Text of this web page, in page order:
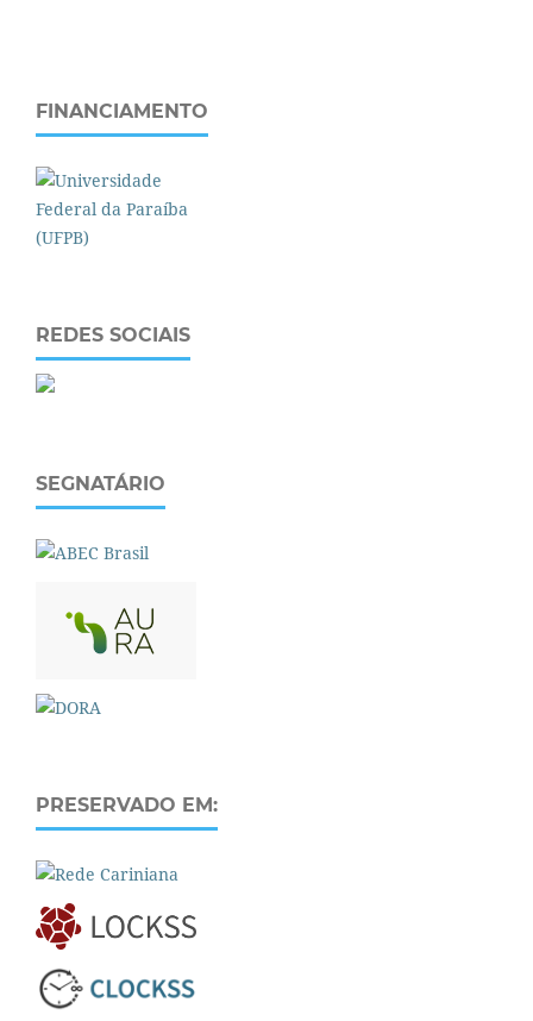
FINANCIAMENTO
REDES SOCIAIS
SEGNATÁRIO
PRESERVADO EM: